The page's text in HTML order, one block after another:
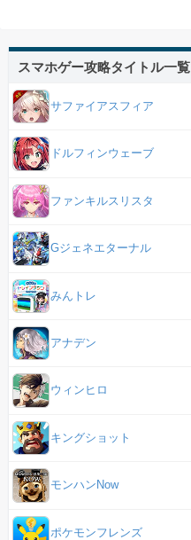
スマホゲー攻略タイトル一覧
サファイアスフィア
ドルフィンウェーブ
ファンキルスリスタ
Gジェネエターナル
みんトレ
アナデン
ウィンヒロ
キングショット
モンハンNow
ポケモンフレンズ